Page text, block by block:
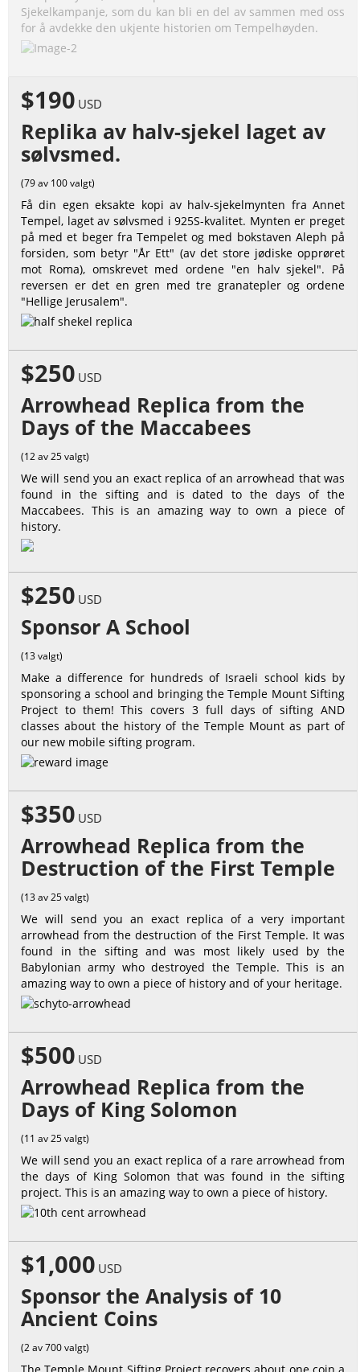
Sjekelkampanje, som du kan bli en del av sammen med oss
for å avdekke den ukjente historien om Tempelhøyden.
$190 USD
Replika av halv-sjekel laget av
sølvsmed.
(79 av 100 valgt)
Få din egen eksakte kopi av halv-sjekelmynten fra Annet
Tempel, laget av sølvsmed i 925S-kvalitet. Mynten er preget
på med et beger fra Tempelet og med bokstaven Aleph på
forsiden, som betyr "År Ett" (av det store jødiske opprøret
mot Roma), omskrevet med ordene "en halv sjekel". På
reversen er det en gren med tre granatepler og ordene
"Hellige Jerusalem".
$250 USD
Arrowhead Replica from the
Days of the Maccabees
(12 av 25 valgt)
We will send you an exact replica of an arrowhead that was
found in the sifting and is dated to the days of the
Maccabees. This is an amazing way to own a piece of
history.
$250 USD
Sponsor A School
(13 valgt)
Make a difference for hundreds of Israeli school kids by
sponsoring a school and bringing the Temple Mount Sifting
Project to them! This covers 3 full days of sifting AND
classes about the history of the Temple Mount as part of
our new mobile sifting program.
$350 USD
Arrowhead Replica from the
Destruction of the First Temple
(13 av 25 valgt)
We will send you an exact replica of a very important
arrowhead from the destruction of the First Temple. It was
found in the sifting and was most likely used by the
Babylonian army who destroyed the Temple. This is an
amazing way to own a piece of history and of your heritage.
$500 USD
Arrowhead Replica from the
Days of King Solomon
(11 av 25 valgt)
We will send you an exact replica of a rare arrowhead from
the days of King Solomon that was found in the sifting
project. This is an amazing way to own a piece of history.
$1,000 USD
Sponsor the Analysis of 10
Ancient Coins
(2 av 700 valgt)
The Temple Mount Sifting Project recovers about one coin a